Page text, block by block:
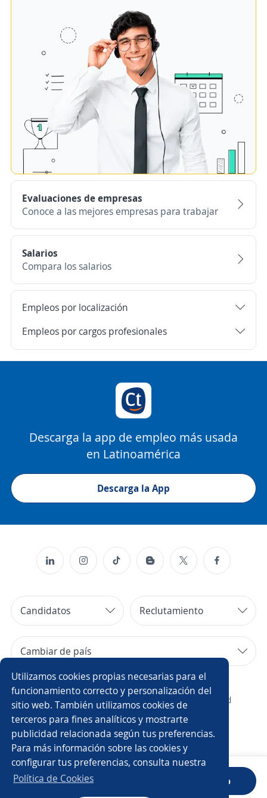
Utilizamos cookies propias necesarias para el
funcionamiento correcto y personalización del
sitio web. También utilizamos cookies de
terceros para fines analíticos y mostrarte
publicidad relacionada según tus preferencias.
Para más información sobre las cookies y
configurar tus preferencias, consulta nuestra
Política de Cookies
Evaluaciones de empresas
Conoce a las mejores empresas para trabajar
Salarios
Compara los salarios
Empleos por localización
Empleos por cargos profesionales
Descarga la app de empleo más usada
en Latinoamérica
Descarga la App
Sube tu CV Descarga la App
Candidatos Reclutamiento
Cambiar de país
Copyright 2014 - 2026 DGNET LTD.
¿Quiénes somos?
Aviso legal privacidad